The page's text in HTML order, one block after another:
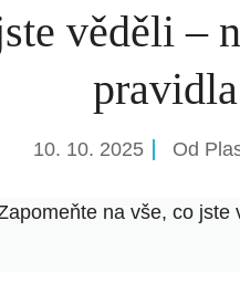
věděli –
10. 10. 2025 Od
na vše, co